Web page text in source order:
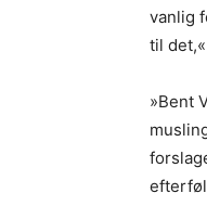
vanlig
til
»Bent